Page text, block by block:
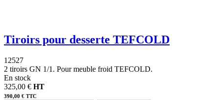
Tiroirs pour desserte TEFCOLD
12527
2 tiroirs GN 1/1. Pour meuble froid TEFCOLD.
En stock
325,00 € HT
390,00 € TTC